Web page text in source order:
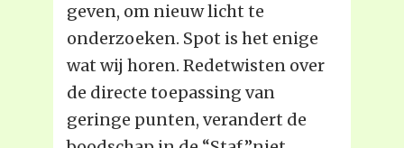
geven, om nieuw licht te
onderzoeken. Spot is het enige
wat wij horen. Redetwisten over
de directe toepassing van
geringe punten, verandert de